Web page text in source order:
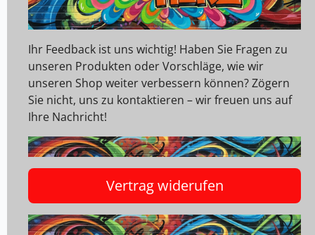
Ihr Feedback ist uns wichtig! Haben Sie Fragen zu
unseren Produkten oder Vorschläge, wie wir
unseren Shop weiter verbessern können? Zögern
Sie nicht, uns zu kontaktieren – wir freuen uns auf
Ihre Nachricht!
Vertrag widerufen